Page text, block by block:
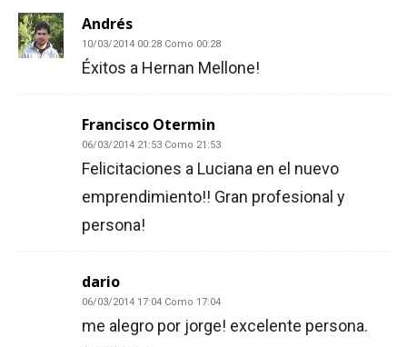
Andrés
10/03/2014 00:28 Como 00:28
Éxitos a Hernan Mellone!
Francisco Otermin
06/03/2014 21:53 Como 21:53
Felicitaciones a Luciana en el nuevo
emprendimiento!! Gran profesional y
persona!
dario
06/03/2014 17:04 Como 17:04
me alegro por jorge! excelente persona.